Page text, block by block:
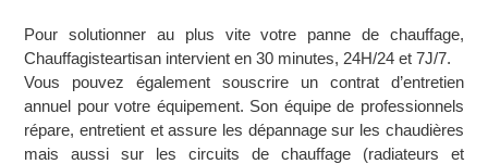
Pour solutionner au plus vite votre panne de chauffage,
Chauffagisteartisan intervient en 30 minutes, 24H/24 et 7J/7.
Vous pouvez également souscrire un contrat d’entretien
annuel pour votre équipement. Son équipe de professionnels
répare, entretient et assure les dépannage sur les chaudières
mais aussi sur les circuits de chauffage (radiateurs et